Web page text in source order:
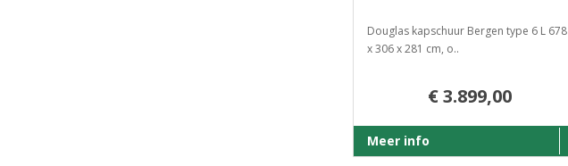
Douglas kapschuur Bergen type 6 L 678
x 306 x 281 cm, o..
€ 3.899,00
Meer info